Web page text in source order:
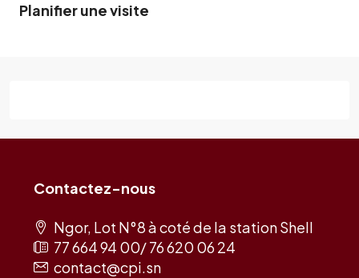
Planifier une visite
Contactez-nous
Ngor, Lot N°8 à coté de la station Shell
77 664 94 00/ 76 620 06 24
contact@cpi.sn